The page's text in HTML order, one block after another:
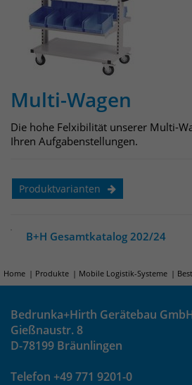
Multi-Wagen
Die hohe Felxibilität unserer Multi-
Ihren Aufgabenstellungen.
Produktvarianten
B+H Gesamtkatalog 202/24
Home Produkte Mobile Logistik-Systeme
Bedrunka+Hirth Gerätebau
Gießnaustr. 8
D-78199 Bräunlingen
Telefon +49 771 9201-0
Zweck
Kampagnendaten
die Nutzung der
Analysebericht der
verfolgen. Die
Informationen
um eindeutige
identifizieren. Die
auf unserem
sind damit
Anbieter Matomo
Laufzeit 30 Minuten
Zweck
Session Daten zu
Name _pk_cvar